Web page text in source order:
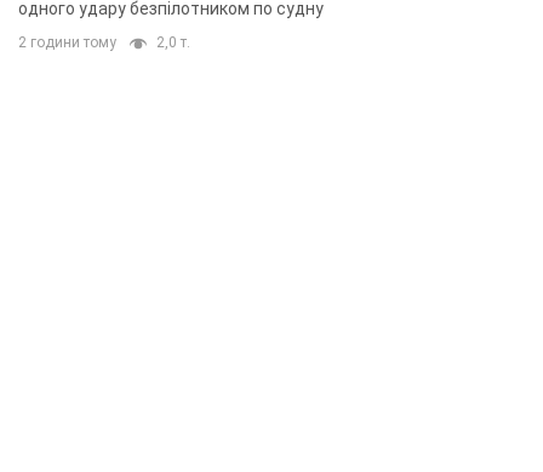
одного удару безпілотником по судну
2 години тому 2,0 т.